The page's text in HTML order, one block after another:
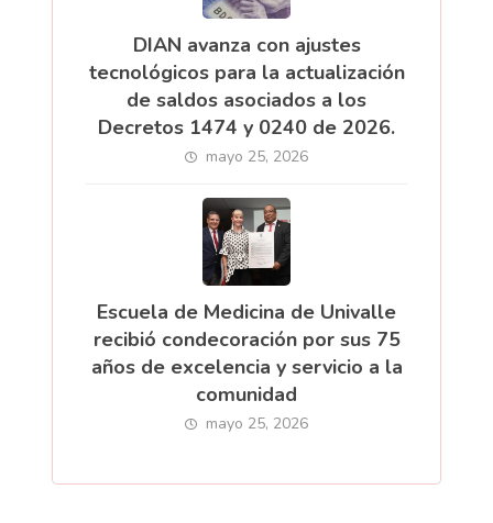
DIAN avanza con ajustes
tecnológicos para la actualización
de saldos asociados a los
Decretos 1474 y 0240 de 2026.
mayo 25, 2026
Escuela de Medicina de Univalle
recibió condecoración por sus 75
años de excelencia y servicio a la
comunidad
mayo 25, 2026